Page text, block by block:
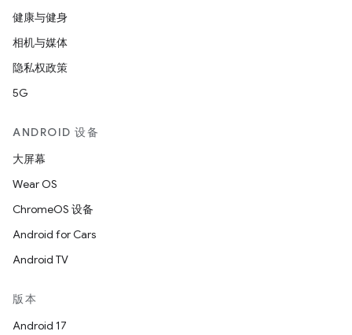
健康与健身
相机与媒体
隐私权政策
5G
ANDROID 设备
大屏幕
Wear OS
ChromeOS 设备
Android for Cars
Android TV
版本
Android 17